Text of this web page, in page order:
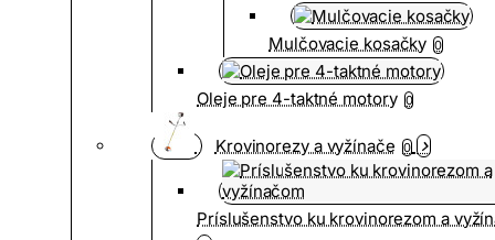
Mulčovacie kosačky 0
Oleje pre 4-taktné motory 0
Krovinorezy a vyžínače 0
Príslušenstvo ku krovinorezom a